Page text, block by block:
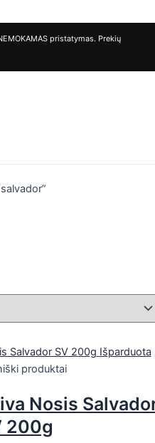
pristatymas. Prekių
Išparduota
produktai
Nosis
200g